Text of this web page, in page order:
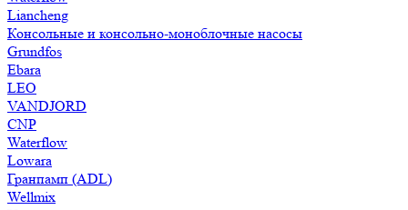
Liancheng
Консольные и консольно-моноблочные насосы
Grundfos
Ebara
LEO
VANDJORD
CNP
Waterflow
Lowara
Гранпамп (ADL)
Wellmix